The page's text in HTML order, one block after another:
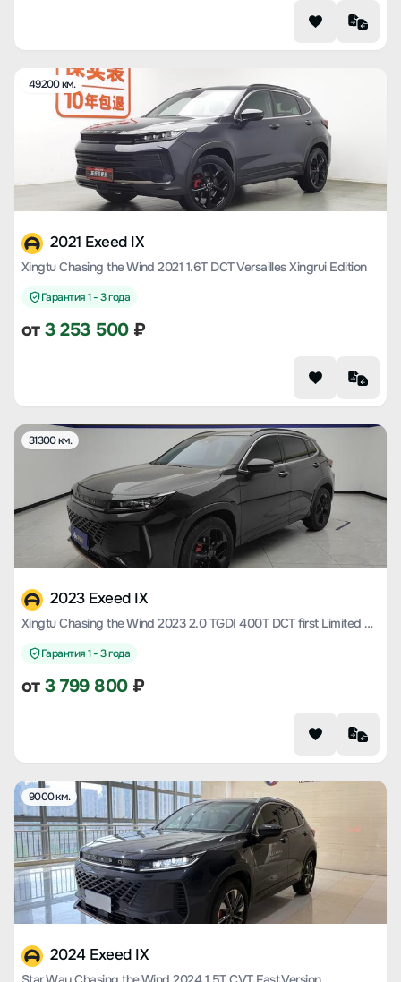
49200 км.
2021 Exeed IX
Xingtu Chasing the Wind 2021 1.6T DCT Versailles Xingrui Edition
Гарантия 1 - 3 года
от3 253 500₽
31300 км.
2023 Exeed IX
Xingtu Chasing the Wind 2023 2.0 TGDI 400T DCT first Limited Edition Flying against the wind
Гарантия 1 - 3 года
от3 799 800₽
9000 км.
2024 Exeed IX